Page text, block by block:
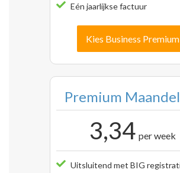
Eén jaarlijkse factuur
Kies Business Premium
Premium
3,34 per week
Uitsluitend met BIG